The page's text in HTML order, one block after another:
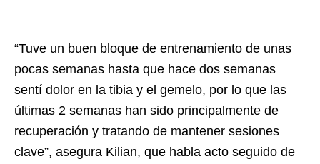
“Tuve un buen bloque de entrenamiento de unas
pocas semanas hasta que hace dos semanas
sentí dolor en la tibia y el gemelo, por lo que las
últimas 2 semanas han sido principalmente de
recuperación y tratando de mantener sesiones
clave”, asegura Kilian, que habla acto seguido de